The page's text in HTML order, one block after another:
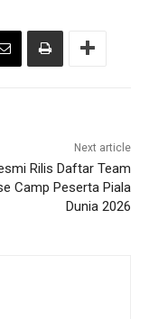
Next article
Rilis Daftar Team
Camp Peserta Piala
Dunia 2026